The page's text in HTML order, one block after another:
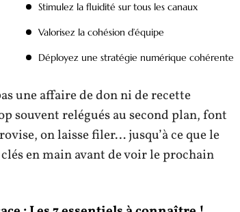
Stimulez la fluidité sur tous les canaux
Valorisez la cohésion d’équipe
Déployez une stratégie numérique cohérente
une affaire de don ni de recette
souvent relégués au second plan, font
on laisse filer… jusqu’à ce que le
en main avant de voir le prochain